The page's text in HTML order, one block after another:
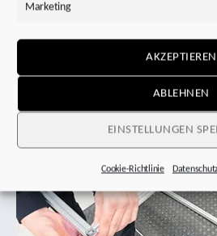
Marketing
AKZEPTIEREN
ABLEHNEN
EINSTELLUNGEN
Cookie-Richtlinie